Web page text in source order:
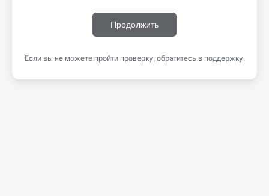
Продолжить
Если вы не можете пройти проверку, обратитесь в поддержку.